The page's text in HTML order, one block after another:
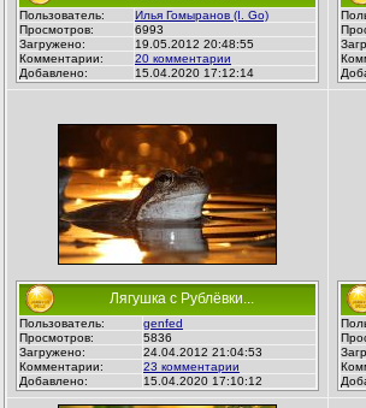
Пользователь:
Илья Гомыранов (I. Go)
Просмотров:
6993
Загружено:
19.05.2012 20:48:55
Комментарии:
20 комментарии
Добавлено:
15.04.2020 17:12:14
Лягушка с Рублёвки...
Пользователь:
genfed
Просмотров:
5836
Загружено:
24.04.2012 21:04:53
Комментарии:
23 комментарии
Добавлено:
15.04.2020 17:10:12